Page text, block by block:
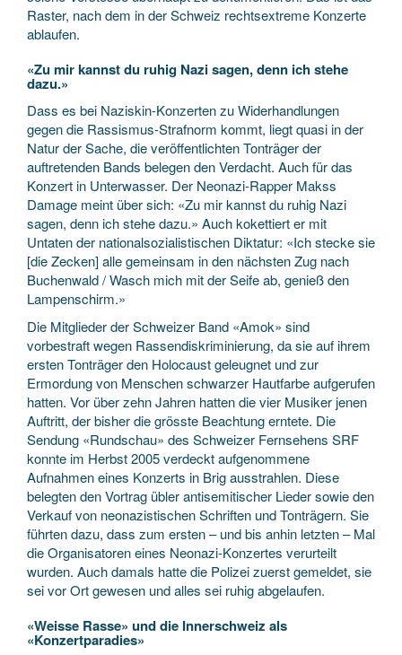
Raster, nach dem in der Schweiz rechtsextreme Konzerte
ablaufen.
«Zu mir kannst du ruhig Nazi sagen, denn ich stehe
dazu.»
Dass es bei Naziskin-Konzerten zu Widerhandlungen
gegen die Rassismus-Strafnorm kommt, liegt quasi in der
Natur der Sache, die veröffentlichten Tonträger der
auftretenden Bands belegen den Verdacht. Auch für das
Konzert in Unterwasser. Der Neonazi-Rapper Makss
Damage meint über sich: «Zu mir kannst du ruhig Nazi
sagen, denn ich stehe dazu.» Auch kokettiert er mit
Untaten der nationalsozialistischen Diktatur: «Ich stecke sie
[die Zecken] alle gemeinsam in den nächsten Zug nach
Buchenwald / Wasch mich mit der Seife ab, genieß den
Lampenschirm.»
Die Mitglieder der Schweizer Band «Amok» sind
vorbestraft wegen Rassendiskriminierung, da sie auf ihrem
ersten Tonträger den Holocaust geleugnet und zur
Ermordung von Menschen schwarzer Hautfarbe aufgerufen
hatten. Vor über zehn Jahren hatten die vier Musiker jenen
Auftritt, der bisher die grösste Beachtung erntete. Die
Sendung «Rundschau» des Schweizer Fernsehens SRF
konnte im Herbst 2005 verdeckt aufgenommene
Aufnahmen eines Konzerts in Brig ausstrahlen. Diese
belegten den Vortrag übler antisemitischer Lieder sowie den
Verkauf von neonazistischen Schriften und Tonträgern. Sie
führten dazu, dass zum ersten – und bis anhin letzten – Mal
die Organisatoren eines Neonazi-Konzertes verurteilt
wurden. Auch damals hatte die Polizei zuerst gemeldet, sie
sei vor Ort gewesen und alles sei ruhig abgelaufen.
«Weisse Rasse» und die Innerschweiz als
«Konzertparadies»